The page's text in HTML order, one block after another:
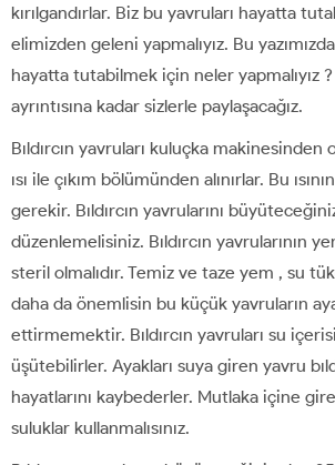
kırılgandırlar. Biz bu yavruları hayatta
elimizden geleni yapmalıyız. Bu yazımızda
hayatta tutabilmek için neler yapmalıyız
ayrıntısına kadar sizlerle paylaşacağız.
Bıldırcın yavruları kuluçka
ısı ile çıkım bölümünden alınırlar. Bu
gerekir. Bıldırcın yavrularını
düzenlemelisiniz. Bıldırcın yavrularının
steril olmalıdır. Temiz ve taze yem , su
daha da önemlisin bu küçük yavruların
ettirmemektir. Bıldırcın yavruları su
üşütebilirler. Ayakları suya giren yavru
hayatlarını kaybederler. Mutlaka içine
suluklar kullanmalısınız.